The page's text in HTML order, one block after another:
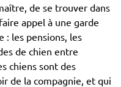
de se trouver dans
appel à une garde
: les pensions, les
de chien entre
chiens sont des
de la compagnie, et qui